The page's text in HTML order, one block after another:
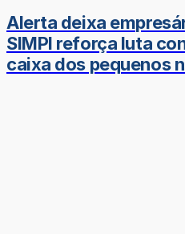
Alerta deixa
SIMPI reforça luta
caixa dos pequenos